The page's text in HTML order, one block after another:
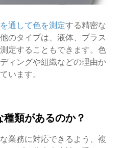
通して色を測定する精密な
のタイプは、液体、プラス
定することもできます。色
ィングや組織などの理由か
います。
類があるのか？
業務に対応できるよう、複